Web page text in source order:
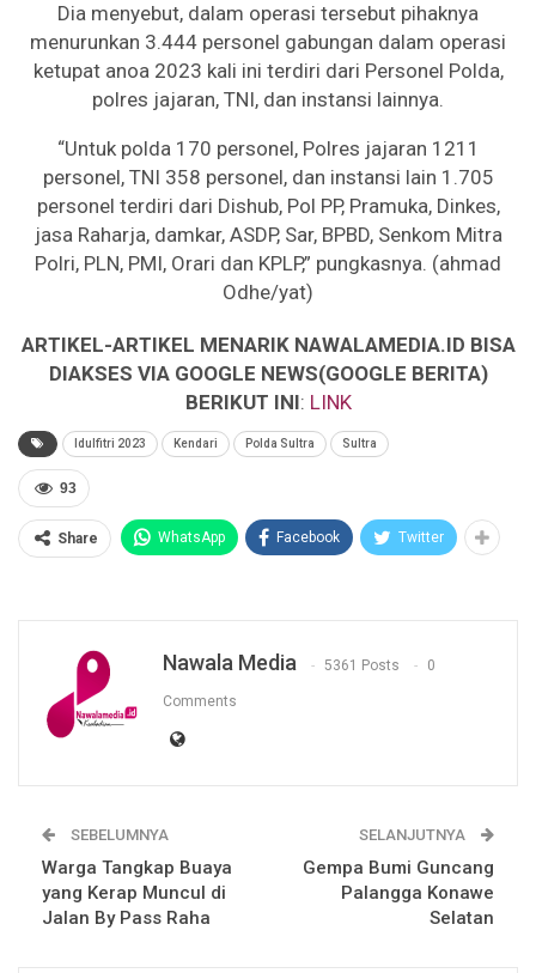
Dia menyebut, dalam operasi tersebut pihaknya
menurunkan 3.444 personel gabungan dalam operasi
ketupat anoa 2023 kali ini terdiri dari Personel Polda,
polres jajaran, TNI, dan instansi lainnya.
“Untuk polda 170 personel, Polres jajaran 1211
personel, TNI 358 personel, dan instansi lain 1.705
personel terdiri dari Dishub, Pol PP, Pramuka, Dinkes,
jasa Raharja, damkar, ASDP, Sar, BPBD, Senkom Mitra
Polri, PLN, PMI, Orari dan KPLP,” pungkasnya. (ahmad
Odhe/yat)
ARTIKEL-ARTIKEL MENARIK NAWALAMEDIA.ID BISA
DIAKSES VIA GOOGLE NEWS(GOOGLE BERITA)
BERIKUT INI: LINK
Idulfitri 2023 Kendari Polda Sultra Sultra
93
Share WhatsApp Facebook Twitter
Nawala Media 5361 Posts 0
Comments
SEBELUMNYA
Warga Tangkap Buaya
yang Kerap Muncul di
Jalan By Pass Raha
SELANJUTNYA
Gempa Bumi Guncang
Palangga Konawe
Selatan